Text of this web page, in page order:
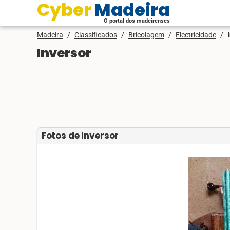
Cyber Madeira
O portal dos madeirenses
Madeira / Classificados / Bricolagem / Electricidade /
Inversor
Fotos de Inversor